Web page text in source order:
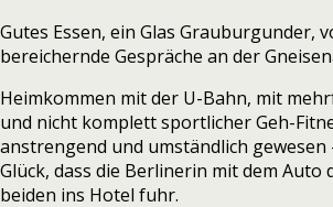
Gutes Essen, ein Glas Grauburgunder,
bereichernde Gespräche an der
Heimkommen mit der U-Bahn, mit
und nicht komplett sportlicher Geh-
anstrengend und umständlich gewesen
Glück, dass die Berlinerin mit dem Auto
beiden ins Hotel fuhr.